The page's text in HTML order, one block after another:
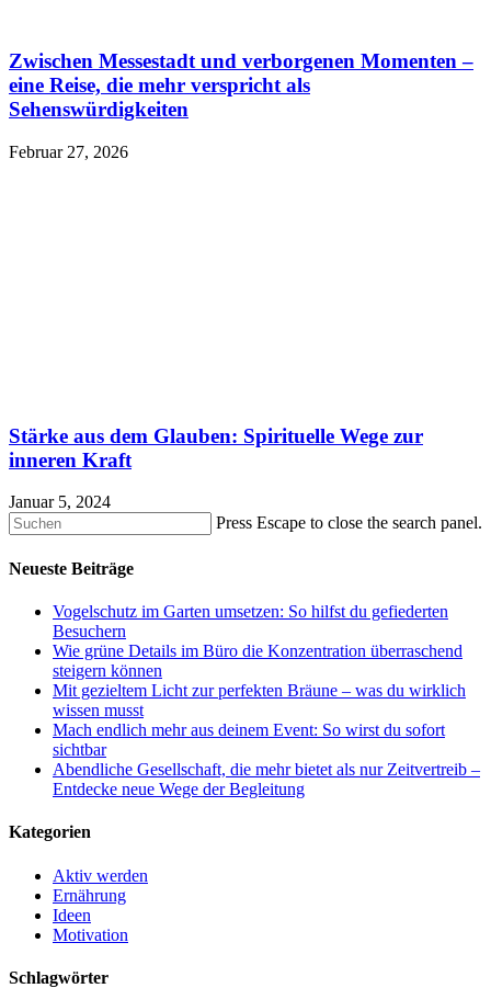
Zwischen Messestadt und verborgenen Momenten –
eine Reise, die mehr verspricht als
Sehenswürdigkeiten
Februar 27, 2026
Stärke aus dem Glauben: Spirituelle Wege zur
inneren Kraft
Januar 5, 2024
Press Escape to close the search panel.
Neueste Beiträge
Vogelschutz im Garten umsetzen: So hilfst du gefiederten
Besuchern
Wie grüne Details im Büro die Konzentration überraschend
steigern können
Mit gezieltem Licht zur perfekten Bräune – was du wirklich
wissen musst
Mach endlich mehr aus deinem Event: So wirst du sofort
sichtbar
Abendliche Gesellschaft, die mehr bietet als nur Zeitvertreib –
Entdecke neue Wege der Begleitung
Kategorien
Aktiv werden
Ernährung
Ideen
Motivation
Schlagwörter